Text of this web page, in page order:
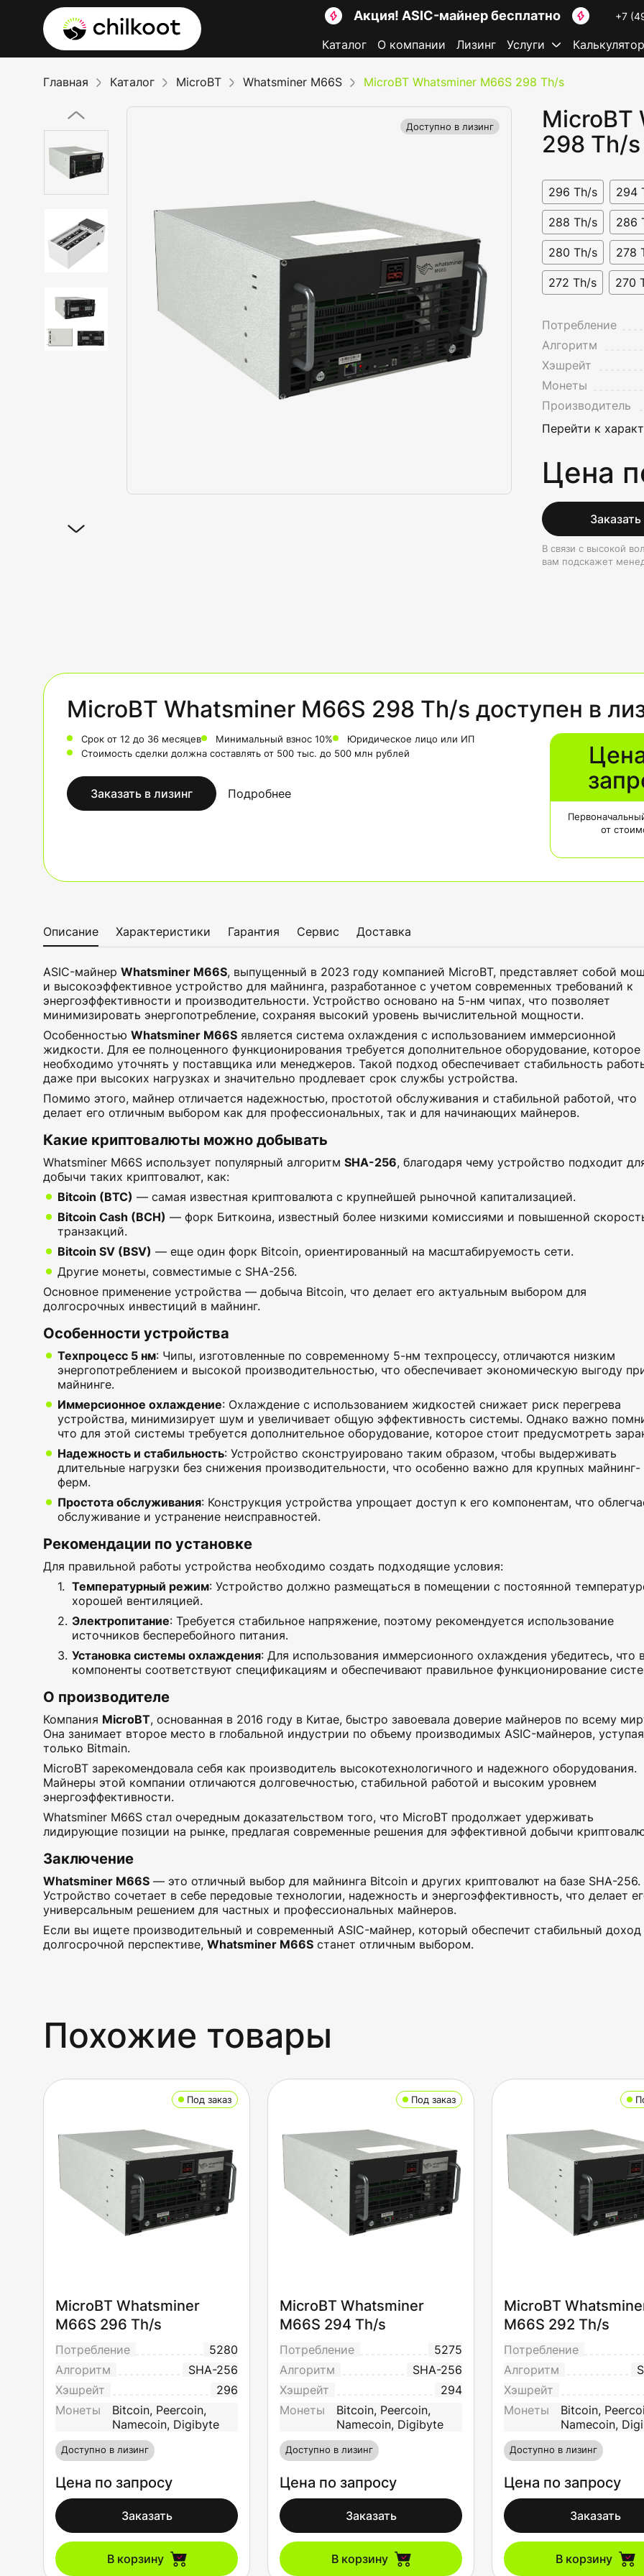
Акция! ASIC-майнер бесплатно +7
Каталог О компании Лизинг Услуги Калькулятор
Главная Каталог MicroBT Whatsminer M66S MicroBT Whatsminer M66S 298 Th/s
Доступно в лизинг
MicroBT
298 Th/s
296 Th/s 294
288 Th/s 286
280 Th/s 278
272 Th/s 270
Потребление
Алгоритм
Хэшрейт
Монеты
Производитель
Перейти к
Цена
Заказать
В связи с высокой
вам подскажет
MicroBT Whatsminer M66S 298 Th/s доступен в
Срок от 12 до 36 месяцев Минимальный взнос 10%
Юридическое лицо или ИП
Стоимость сделки должна составлять от 500 тыс. до 500 млн рублей
Заказать в лизинг Подробнее
от
Описание Характеристики Гарантия Сервис Доставка
ASIC-майнер Whatsminer M66S, выпущенный в 2023 году компанией MicroBT, представляет собой
и высокоэффективное устройство для майнинга, разработанное с учетом современных требований к
энергоэффективности и производительности. Устройство основано на 5-нм чипах, что позволяет
минимизировать энергопотребление, сохраняя высокий уровень вычислительной мощности.
Особенностью Whatsminer M66S является система охлаждения с использованием иммерсионной
жидкости. Для ее полноценного функционирования требуется дополнительное оборудование, которое
необходимо уточнять у поставщика или менеджеров. Такой подход обеспечивает стабильность
даже при высоких нагрузках и значительно продлевает срок службы устройства.
Помимо этого, майнер отличается надежностью, простотой обслуживания и стабильной работой, что
делает его отличным выбором как для профессиональных, так и для начинающих майнеров.
Какие криптовалюты можно добывать
Whatsminer M66S использует популярный алгоритм SHA-256, благодаря чему устройство подходит
добычи таких криптовалют, как:
Bitcoin (BTC) — самая известная криптовалюта с крупнейшей рыночной капитализацией.
Bitcoin Cash (BCH) — форк Биткоина, известный более низкими комиссиями и повышенной
транзакций.
Bitcoin SV (BSV) — еще один форк Bitcoin, ориентированный на масштабируемость сети.
Другие монеты, совместимые с SHA-256.
Основное применение устройства — добыча Bitcoin, что делает его актуальным выбором для
долгосрочных инвестиций в майнинг.
Особенности устройства
Техпроцесс 5 нм: Чипы, изготовленные по современному 5-нм техпроцессу, отличаются низким
энергопотреблением и высокой производительностью, что обеспечивает экономическую выгоду
майнинге.
Иммерсионное охлаждение: Охлаждение с использованием жидкостей снижает риск перегрева
устройства, минимизирует шум и увеличивает общую эффективность системы. Однако важно
что для этой системы требуется дополнительное оборудование, которое стоит предусмотреть
Надежность и стабильность: Устройство сконструировано таким образом, чтобы выдерживать
длительные нагрузки без снижения производительности, что особенно важно для крупных майнинг-
ферм.
Простота обслуживания: Конструкция устройства упрощает доступ к его компонентам, что
обслуживание и устранение неисправностей.
Рекомендации по установке
Для правильной работы устройства необходимо создать подходящие условия:
Температурный режим: Устройство должно размещаться в помещении с постоянной
хорошей вентиляцией.
Электропитание: Требуется стабильное напряжение, поэтому рекомендуется использование
источников бесперебойного питания.
Установка системы охлаждения: Для использования иммерсионного охлаждения убедитесь, что
компоненты соответствуют спецификациям и обеспечивают правильное функционирование
О производителе
Компания MicroBT, основанная в 2016 году в Китае, быстро завоевала доверие майнеров по всему
Она занимает второе место в глобальной индустрии по объему производимых ASIC-майнеров, уступая
только Bitmain.
MicroBT зарекомендовала себя как производитель высокотехнологичного и надежного оборудования.
Майнеры этой компании отличаются долговечностью, стабильной работой и высоким уровнем
энергоэффективности.
Whatsminer M66S стал очередным доказательством того, что MicroBT продолжает удерживать
лидирующие позиции на рынке, предлагая современные решения для эффективной добычи
Заключение
Whatsminer M66S — это отличный выбор для майнинга Bitcoin и других криптовалют на базе SHA-256.
Устройство сочетает в себе передовые технологии, надежность и энергоэффективность, что делает
универсальным решением для частных и профессиональных майнеров.
Если вы ищете производительный и современный ASIC-майнер, который обеспечит стабильный доход
долгосрочной перспективе, Whatsminer M66S станет отличным выбором.
Похожие товары
Под заказ
MicroBT Whatsminer
M66S 296 Th/s
Потребление
5280
Алгоритм
SHA-256
Хэшрейт
296
Монеты
Bitcoin, Peercoin,
Namecoin, Digibyte
Доступно в лизинг
Цена по запросу
Заказать
В корзину
Под заказ
MicroBT Whatsminer
M66S 294 Th/s
Потребление
5275
Алгоритм
SHA-256
Хэшрейт
294
Монеты
Bitcoin, Peercoin,
Namecoin, Digibyte
Доступно в лизинг
Цена по запросу
Заказать
В корзину
MicroBT
M66S 292 Th/s
Потребление
Алгоритм
Хэшрейт
Монеты
Bitcoin,
Namecoin,
Доступно в лизинг
Цена по запросу
Заказать
В корзину